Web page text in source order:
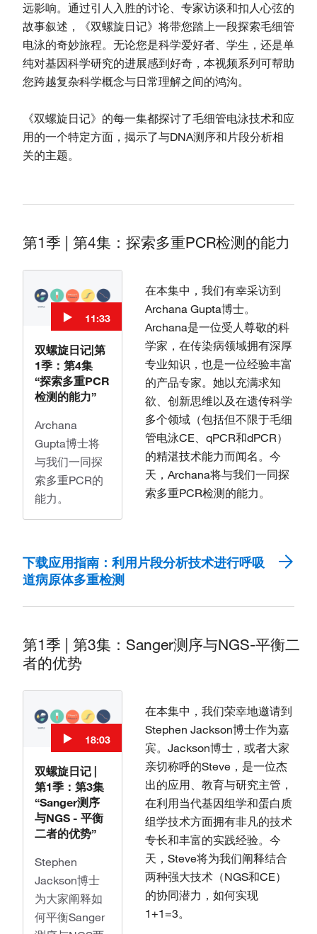
远影响。通过引人入胜的讨论、专家访谈和扣人心弦的
故事叙述，《双螺旋日记》将带您踏上一段探索毛细管
电泳的奇妙旅程。无论您是科学爱好者、学生，还是单
纯对基因科学研究的进展感到好奇，本视频系列可帮助
您跨越复杂科学概念与日常理解之间的鸿沟。
《双螺旋日记》的每一集都探讨了毛细管电泳技术和应
用的一个特定方面，揭示了与DNA测序和片段分析相
关的主题。
第1季 | 第4集：探索多重PCR检测的能力
11:33
双螺旋日记|第
1季：第4集
“探索多重PCR
检测的能力”
Archana
Gupta博士将
与我们一同探
索多重PCR的
能力。
在本集中，我们有幸采访到
Archana Gupta博士。
Archana是一位受人尊敬的科
学家，在传染病领域拥有深厚
专业知识，也是一位经验丰富
的产品专家。她以充满求知
欲、创新思维以及在遗传科学
多个领域（包括但不限于毛细
管电泳CE、qPCR和dPCR）
的精湛技术能力而闻名。今
天，Archana将与我们一同探
索多重PCR检测的能力。
下载应用指南：利用片段分析技术进行呼吸
道病原体多重检测
第1季 | 第3集：Sanger测序与NGS-平衡二
者的优势
18:03
双螺旋日记 |
第1季：第3集
“Sanger测序
与NGS - 平衡
二者的优势”
Stephen
Jackson博士
为大家阐释如
何平衡Sanger
在本集中，我们荣幸地邀请到
Stephen Jackson博士作为嘉
宾。Jackson博士，或者大家
亲切称呼的Steve，是一位杰
出的应用、教育与研究主管，
在利用当代基因组学和蛋白质
组学技术方面拥有非凡的技术
专长和丰富的实践经验。今
天，Steve将为我们阐释结合
两种强大技术（NGS和CE）
的协同潜力，如何实现
1+1=3。